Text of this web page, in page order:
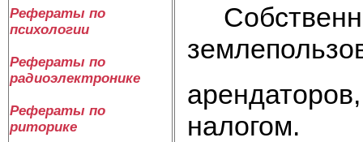
Рефераты по
психологии
Рефераты по
радиоэлектронике
Рефераты по
риторике
налогом.